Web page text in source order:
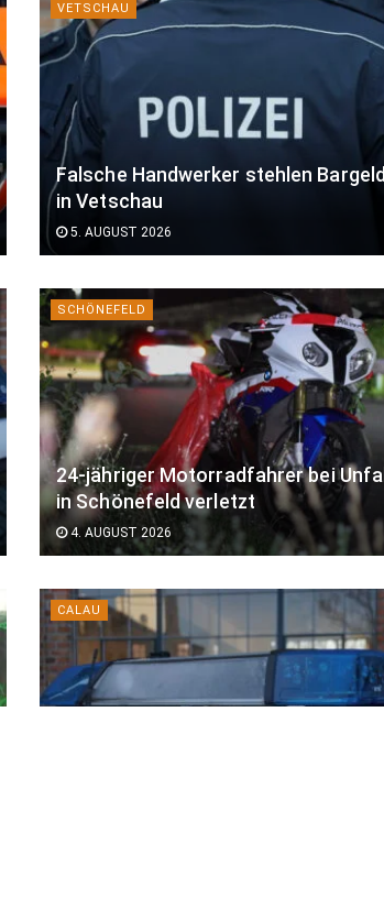
VETSCHAU
Falsche Handwerker stehlen Bargeld
in Vetschau
5. AUGUST 2026
SCHÖNEFELD
24-jähriger Motorradfahrer bei Unfall
in Schönefeld verletzt
4. AUGUST 2026
CALAU